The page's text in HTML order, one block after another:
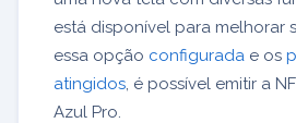
está disponível para melhorar
essa opção configurada e os
atingidos, é possível emitir a
Azul Pro.